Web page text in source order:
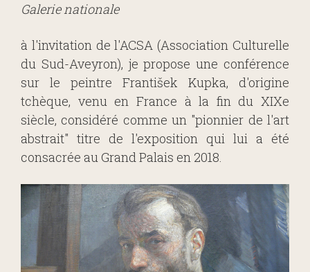
Galerie nationale
à l'invitation de l'ACSA (Association Culturelle
du Sud-Aveyron), je propose une conférence
sur le peintre František Kupka, d'origine
tchèque, venu en France à la fin du XIXe
siècle, considéré comme un "pionnier de l'art
abstrait" titre de l'exposition qui lui a été
consacrée au Grand Palais en 2018.